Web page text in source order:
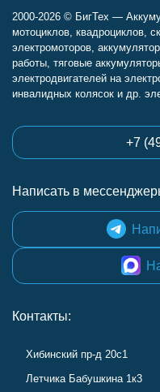
2000-2026 © БигТех —
мотоциклов, квадроциклов,
электромоторов,
работы, тяговые
электродвигателей на
инвалидных колясок и др.
+7
Написать в
Контакты:
Хибинский пр-д 20с1
Летчика Бабушкина 1к3